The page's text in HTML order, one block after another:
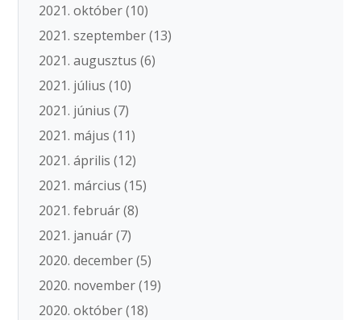
2021. október(10)
2021. szeptember(13)
2021. augusztus (6)
2021. július (10)
2021. június (7)
2021. május (11)
2021. április (12)
2021. március (15)
2021. február(8)
2021. január(7)
2020. december(5)
2020. november(19)
2020. október(18)